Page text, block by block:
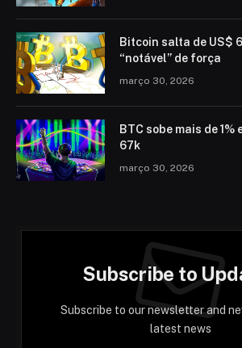
Bitcoin salta de US$
“notável” de força
março 30, 2026
BTC sobe mais de 1%
67k
março 30, 2026
Subscribe to
Subscribe to our newsletter and
latest news